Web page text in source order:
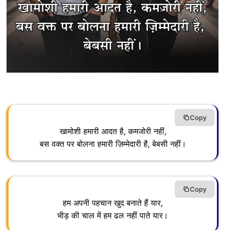
खामोशी हमारी आदत है, कमजोरी नहीं,
बस वक्त पर बोलना हमारी ज़िम्मेदारी है, बेबसी नहीं।
Copy
हम अपनी पहचान खुद बनाते हैं यार,
भीड़ की चाल में हम ढल नहीं पाते यार।
Copy